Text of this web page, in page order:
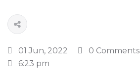
01 Jun, 2022 0 Comments
6:23 pm